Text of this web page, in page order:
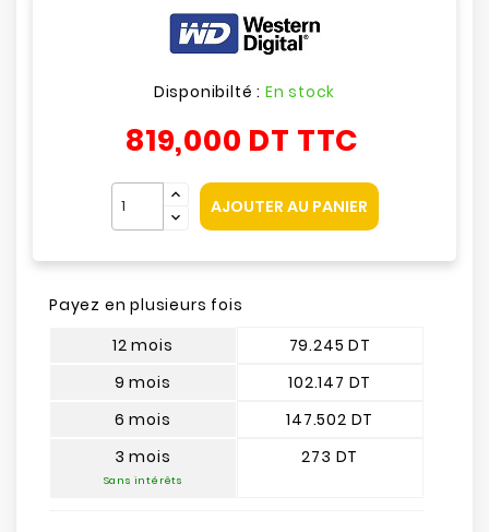
Disponibilté : En stock
819,000 DT TTC
AJOUTER AU PANIER
Payez en plusieurs fois
12 mois
9 mois
6 mois
3 mois
Sans intérêts
79.245 DT
102.147 DT
147.502 DT
273 DT